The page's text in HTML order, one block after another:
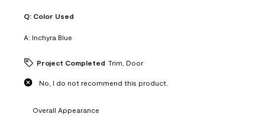
Q: Color Used
A: Inchyra Blue
Project Completed Trim, Door
No, I do not recommend this product.
Overall Appearance